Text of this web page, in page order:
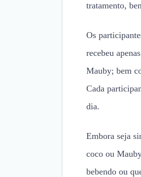
tratamento,
Os
recebeu
Mauby; bem
Cada
dia.
Embora seja
coco ou
bebendo ou